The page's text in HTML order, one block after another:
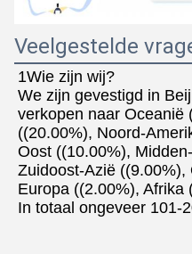
Veelgestelde
1Wie zijn wij?
We zijn gevestigd in
verkopen naar Oceanië
((20.00%), Noord-
Oost ((10.00%),
Zuidoost-Azië
Europa ((2.00%), Afrika
In totaal ongeveer 101-